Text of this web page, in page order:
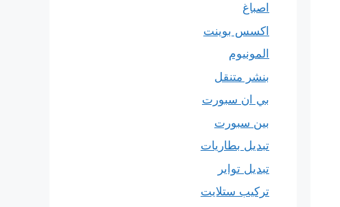
اصباغ
اكسس بوينت
المونيوم
بنشر متنقل
بي ان سبورت
بين سبورت
تبديل بطاريات
تبديل تواير
تركيب ستلايت